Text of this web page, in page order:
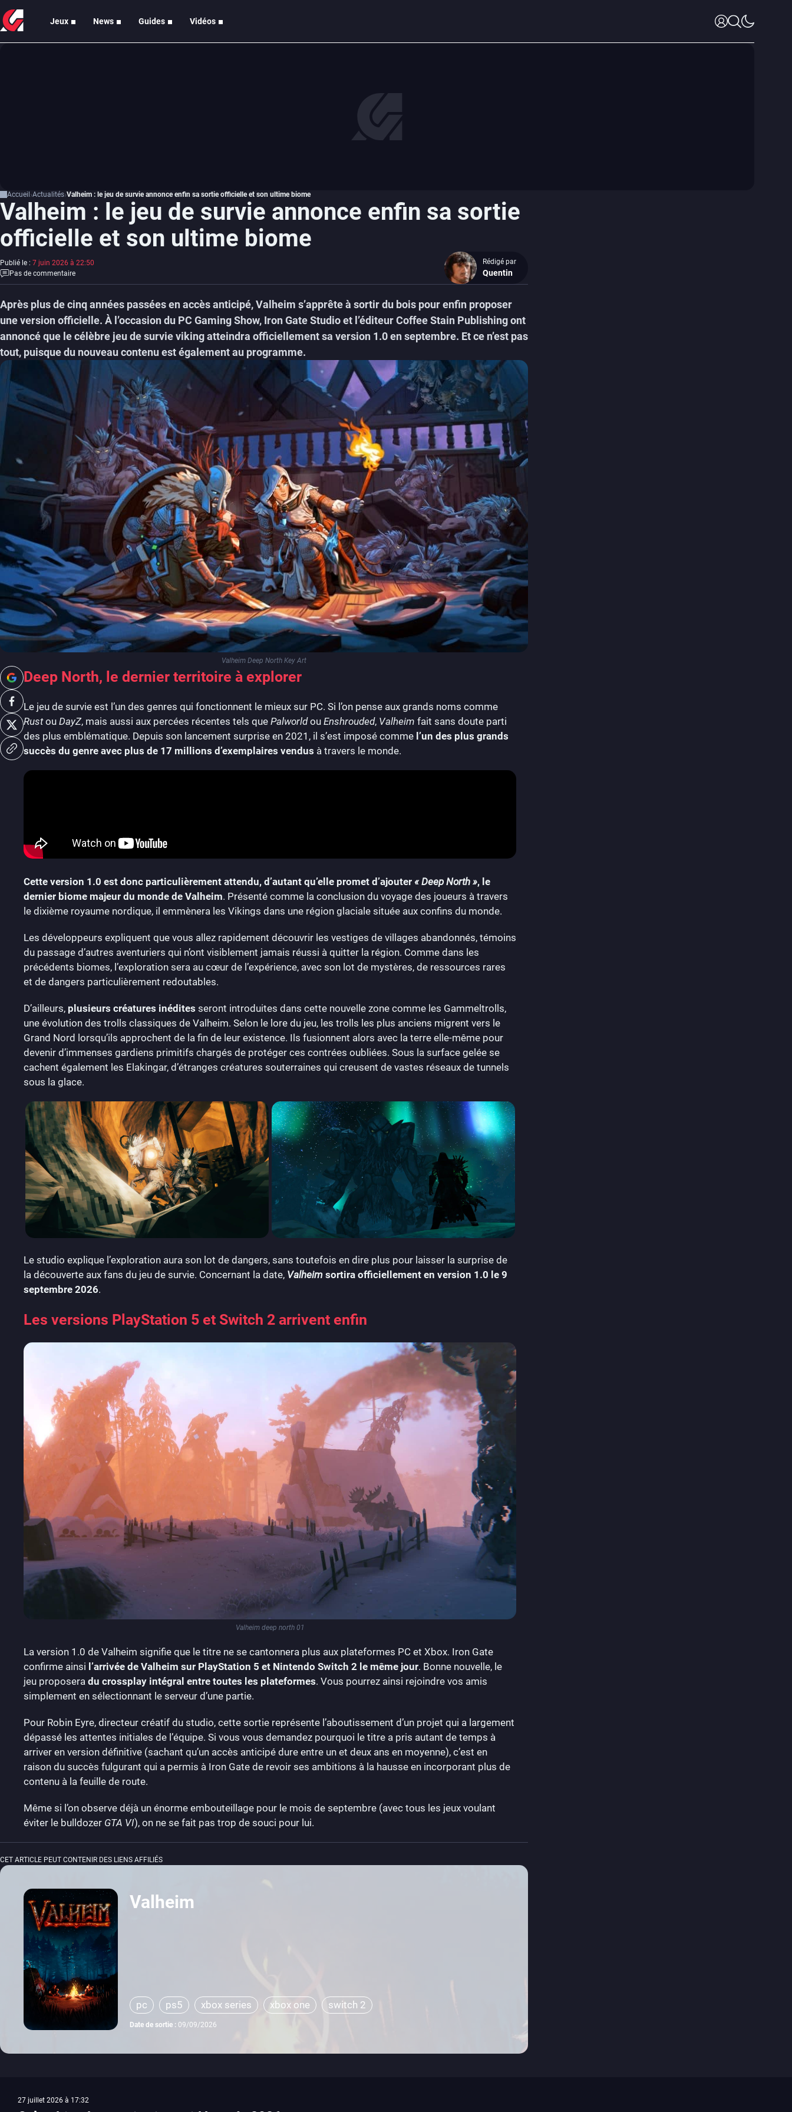
Jeux News Guides Vidéos
Accueil Actualités Valheim : le jeu de survie annonce enfin sa sortie officielle et son ultime biome
Valheim : le jeu de survie annonce enfin sa sortie
officielle et son ultime biome
Publié le : 7 juin 2026 à 22:50
Pas de commentaire
Rédigé par
Quentin
Après plus de cinq années passées en accès anticipé, Valheim s’apprête à sortir du bois pour enfin proposer
une version officielle. À l’occasion du PC Gaming Show, Iron Gate Studio et l’éditeur Coffee Stain Publishing ont
annoncé que le célèbre jeu de survie viking atteindra officiellement sa version 1.0 en septembre. Et ce n’est pas
tout, puisque du nouveau contenu est également au programme.
Valheim Deep North Key Art
Deep North, le dernier territoire à explorer
Le jeu de survie est l’un des genres qui fonctionnent le mieux sur PC. Si l’on pense aux grands noms comme
Rustou DayZ, mais aussi aux percées récentes tels que Palworldou Enshrouded, Valheim fait sans doute parti
des plus emblématique. Depuis son lancement surprise en 2021, il s’est imposé comme l’un des plus grands
succès du genre avec plus de 17 millions d’exemplaires vendus à travers le monde.
Cette version 1.0 est donc particulièrement attendu, d’autant qu’elle promet d’ajouter « Deep North », le
dernier biome majeur du monde de Valheim. Présenté comme la conclusion du voyage des joueurs à travers
le dixième royaume nordique, il emmènera les Vikings dans une région glaciale située aux confins du monde.
Les développeurs expliquent que vous allez rapidement découvrir les vestiges de villages abandonnés, témoins
du passage d’autres aventuriers qui n’ont visiblement jamais réussi à quitter la région. Comme dans les
précédents biomes, l’exploration sera au cœur de l’expérience, avec son lot de mystères, de ressources rares
et de dangers particulièrement redoutables.
D’ailleurs, plusieurs créatures inédites seront introduites dans cette nouvelle zone comme les Gammeltrolls,
une évolution des trolls classiques de Valheim. Selon le lore du jeu, les trolls les plus anciens migrent vers le
Grand Nord lorsqu’ils approchent de la fin de leur existence. Ils fusionnent alors avec la terre elle-même pour
devenir d’immenses gardiens primitifs chargés de protéger ces contrées oubliées. Sous la surface gelée se
cachent également les Elakingar, d’étranges créatures souterraines qui creusent de vastes réseaux de tunnels
sous la glace.
Le studio explique l’exploration aura son lot de dangers, sans toutefois en dire plus pour laisser la surprise de
la découverte aux fans du jeu de survie. Concernant la date, Valheim sortira officiellement en version 1.0 le 9
septembre 2026.
Les versions PlayStation 5 et Switch 2 arrivent enfin
Valheim deep north 01
La version 1.0 de Valheim signifie que le titre ne se cantonnera plus aux plateformes PC et Xbox. Iron Gate
confirme ainsi l’arrivée de Valheim sur PlayStation 5 et Nintendo Switch 2 le même jour. Bonne nouvelle, le
jeu proposera du crossplay intégral entre toutes les plateformes. Vous pourrez ainsi rejoindre vos amis
simplement en sélectionnant le serveur d’une partie.
Pour Robin Eyre, directeur créatif du studio, cette sortie représente l’aboutissement d’un projet qui a largement
dépassé les attentes initiales de l’équipe. Si vous vous demandez pourquoi le titre a pris autant de temps à
arriver en version définitive (sachant qu’un accès anticipé dure entre un et deux ans en moyenne), c’est en
raison du succès fulgurant qui a permis à Iron Gate de revoir ses ambitions à la hausse en incorporant plus de
contenu à la feuille de route.
Même si l’on observe déjà un énorme embouteillage pour le mois de septembre (avec tous les jeux voulant
éviter le bulldozer GTA VI), on ne se fait pas trop de souci pour lui.
CET ARTICLE PEUT CONTENIR DES LIENS AFFILIÉS
Valheim
pc ps5 xbox series xbox one switch 2
Date de sortie : 09/09/2026
27 juillet 2026 à 17:32